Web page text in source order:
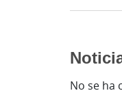
No se ha